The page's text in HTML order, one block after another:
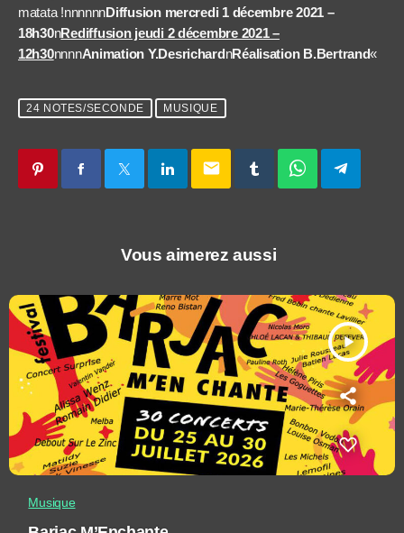
matata !nnnnnnDiffusion mercredi 1 décembre 2021 –
18h30nRediffusion jeudi 2 décembre 2021 –
12h30nnnnAnimation Y.DesrichardnRéalisation B.Bertrand«
24 NOTES/SECONDE MUSIQUE
email
Vous aimerez aussi
play_arrow
Musique